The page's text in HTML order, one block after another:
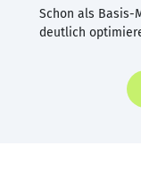
Schon als Basis-
deutlich